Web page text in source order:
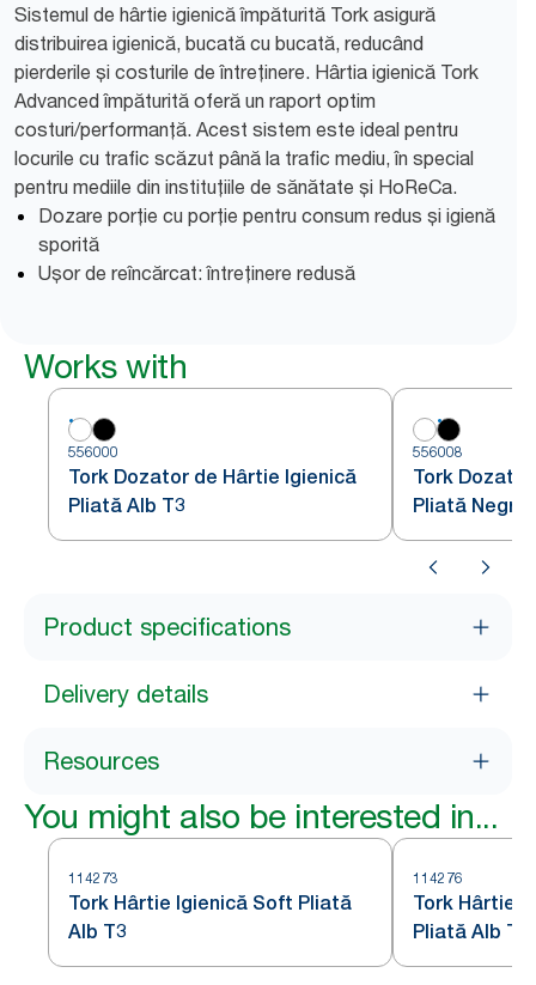
Sistemul de hârtie igienică împăturită Tork asigură
distribuirea igienică, bucată cu bucată, reducând
pierderile și costurile de întreținere. Hârtia igienică Tork
Advanced împăturită oferă un raport optim
costuri/performanță. Acest sistem este ideal pentru
locurile cu trafic scăzut până la trafic mediu, în special
pentru mediile din instituțiile de sănătate și HoReCa.
Dozare porție cu porție pentru consum redus și igienă
sporită
Ușor de reîncărcat: întreținere redusă
Works with
556000
Tork Dozator de Hârtie Igienică
Pliată Alb T3
556008
Tork
Pliată Negru
Product specifications
Delivery details
Resources
You might also be interested in...
114273
Tork Hârtie Igienică Soft Pliată
Alb T3
114276
Tork Hârtie
Pliată Alb T3